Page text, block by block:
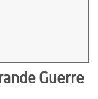
Guerre